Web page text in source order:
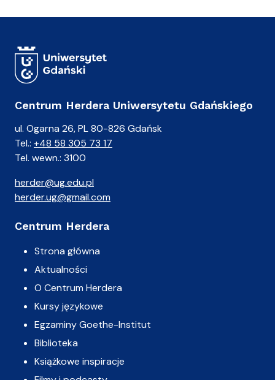
Centrum Herdera Uniwersytetu Gdańskiego
ul. Ogarna 26, PL 80-826 Gdańsk
Tel.: +48 58 305 73 17
Tel. wewn.: 3100
herder@ug.edu.pl
herder.ug@gmail.com
Centrum Herdera
Strona główna
Aktualności
O Centrum Herdera
Kursy językowe
Egzaminy Goethe-Institut
Biblioteka
Książkowe inspiracje